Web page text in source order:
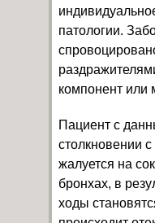
патологии.
компонент или
Пациент с
столкновении
жалуется на
бронхах, в
ходы